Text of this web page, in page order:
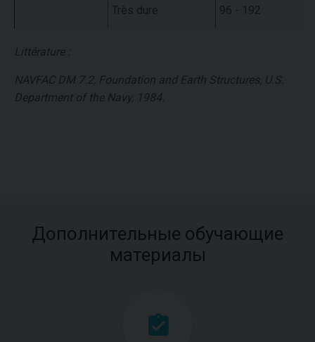
Très dure 96 - 192
Littérature :
NAVFAC DM 7.2, Foundation and Earth Structures, U.S.
Department of the Navy, 1984.
Дополнительные обучающие
материалы